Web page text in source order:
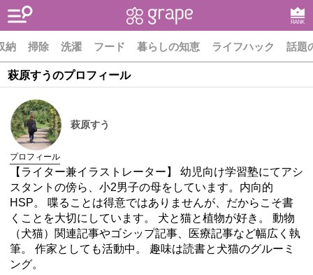
RANK
納 掃除 洗濯 フード 暮らしの知恵 ライフハック 話題
萩原すうのプロフィール
萩原すう
プロフィール
【ライター兼イラストレーター】 幼児向け学習塾にてアシ
スタントの傍ら、小2男子の母をしています。内向的
HSP。 喋ることは得意ではありませんが、だからこそ書
くことを大切にしています。 犬と猫と植物が好き。 動物
（犬猫）関連記事やゴシップ記事、医療記事など幅広く執
筆。 作家としても活動中。 趣味は読書と犬猫のグルーミ
ング。